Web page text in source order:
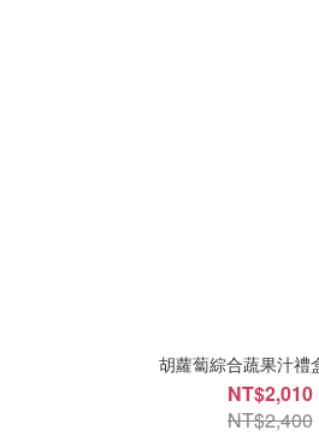
胡蘿蔔綜合蔬果汁禮
NT$2,010
NT$2,400